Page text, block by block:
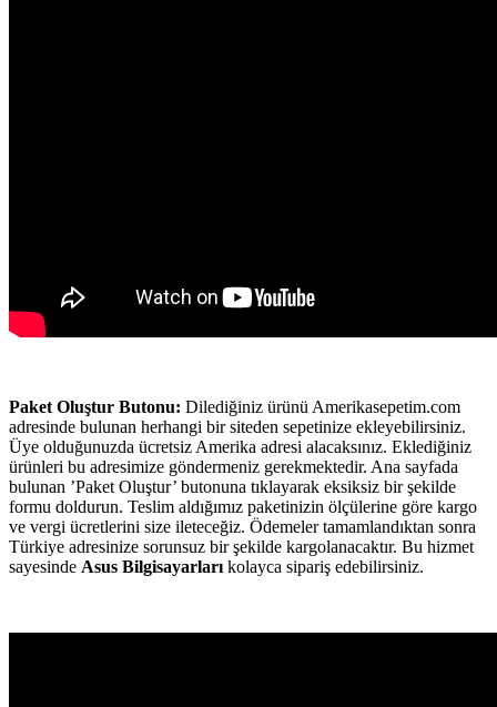
Paket Oluştur Butonu: Dilediğiniz ürünü Amerikasepetim.com
adresinde bulunan herhangi bir siteden sepetinize ekleyebilirsiniz.
Üye olduğunuzda ücretsiz Amerika adresi alacaksınız. Eklediğiniz
ürünleri bu adresimize göndermeniz gerekmektedir. Ana sayfada
bulunan ’Paket Oluştur’ butonuna tıklayarak eksiksiz bir şekilde
formu doldurun. Teslim aldığımız paketinizin ölçülerine göre kargo
ve vergi ücretlerini size ileteceğiz. Ödemeler tamamlandıktan sonra
Türkiye adresinize sorunsuz bir şekilde kargolanacaktır. Bu hizmet
sayesinde Asus Bilgisayarları kolayca sipariş edebilirsiniz.